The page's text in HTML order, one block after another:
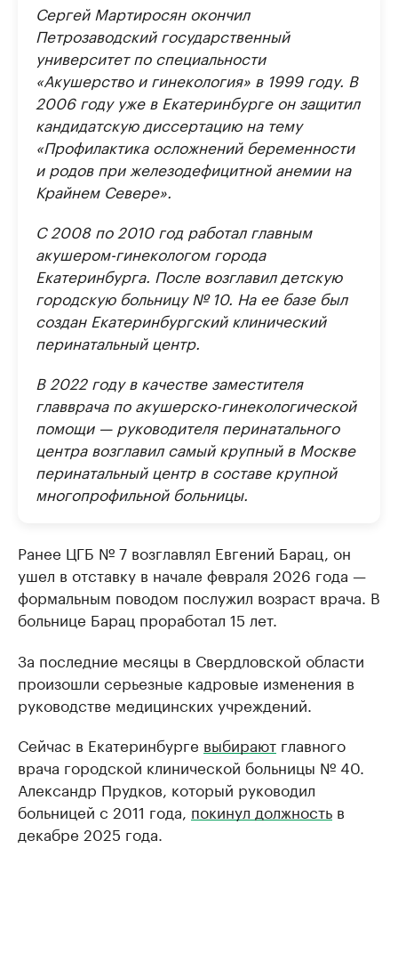
Сергей Мартиросян окончил
Петрозаводский государственный
университет по специальности
«Акушерство и гинекология» в 1999 году. В
2006 году уже в Екатеринбурге он защитил
кандидатскую диссертацию на тему
«Профилактика осложнений беременности
и родов при железодефицитной анемии на
Крайнем Севере».
С 2008 по 2010 год работал главным
акушером-гинекологом города
Екатеринбурга. После возглавил детскую
городскую больницу № 10. На ее базе был
создан Екатеринбургский клинический
перинатальный центр.
В 2022 году в качестве заместителя
главврача по акушерско-гинекологической
помощи — руководителя перинатального
центра возглавил самый крупный в Москве
перинатальный центр в составе крупной
многопрофильной больницы.
Ранее ЦГБ № 7 возглавлял Евгений Барац, он
ушел в отставку в начале февраля 2026 года —
формальным поводом послужил возраст врача. В
больнице Барац проработал 15 лет.
За последние месяцы в Свердловской области
произошли серьезные кадровые изменения в
руководстве медицинских учреждений.
Сейчас в Екатеринбурге выбирают главного
врача городской клинической больницы № 40.
Александр Прудков, который руководил
больницей с 2011 года, покинул должность в
декабре 2025 года.